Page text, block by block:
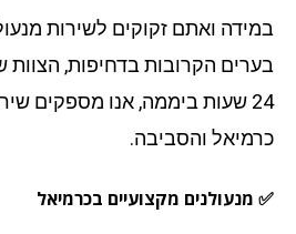
ואתם זקוקים לשירות
הקרובות בדחיפות, הצוות שלנו
24 שעות ביממה, אנו מספקים
והסביבה.
מקצועיים בכרמיאל